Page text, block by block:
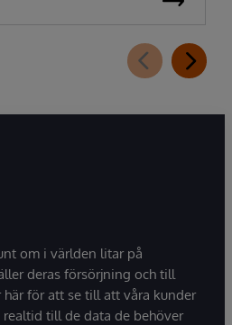
om i världen litar på
deras försörjning och till
här för att se till att våra kunder
till de data de behöver